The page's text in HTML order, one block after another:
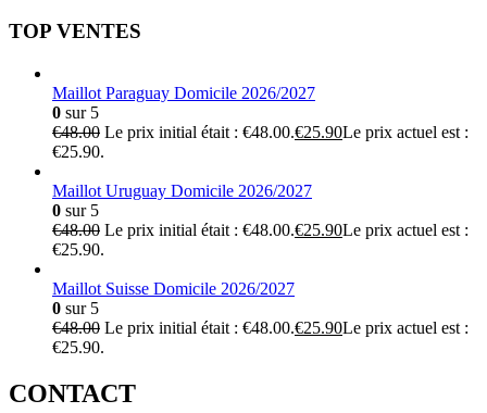
TOP VENTES
Maillot Paraguay Domicile 2026/2027
0 sur 5
€48.00 Le prix initial était : €48.00.€25.90Le prix actuel est :
€25.90.
Maillot Uruguay Domicile 2026/2027
0 sur 5
€48.00 Le prix initial était : €48.00.€25.90Le prix actuel est :
€25.90.
Maillot Suisse Domicile 2026/2027
0 sur 5
€48.00 Le prix initial était : €48.00.€25.90Le prix actuel est :
€25.90.
CONTACT